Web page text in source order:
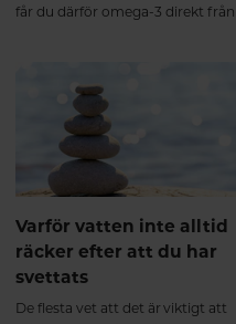
får du därför omega-3 direkt från
triglyceridformen.
Varför vatten inte alltid
räcker efter att du har
svettats
De flesta vet att det är viktigt att